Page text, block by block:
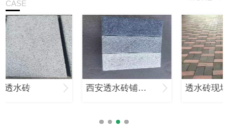
CASE
西安透水砖铺设现场 透水砖现场效果案例